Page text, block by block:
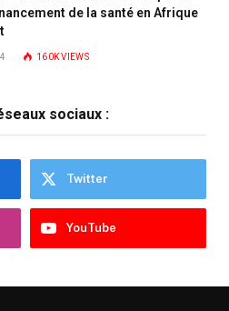
de la santé en Afrique
160KVIEWS
sociaux :
Twitter
YouTube